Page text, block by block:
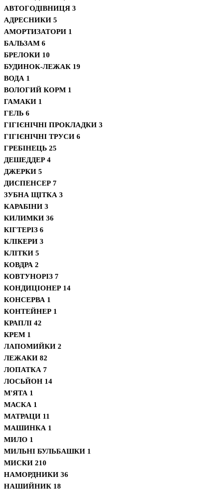
АВТОГОДІВНИЦЯ 3
АДРЕСНИКИ 5
АМОРТИЗАТОРИ 1
БАЛЬЗАМ 6
БРЕЛОКИ 10
БУДИНОК-ЛЕЖАК 19
ВОДА 1
ВОЛОГИЙ КОРМ 1
ГАМАКИ 1
ГЕЛЬ 6
ГІГІЄНІЧНІ ПРОКЛАДКИ 3
ГІГІЄНІЧНІ ТРУСИ 6
ГРЕБІНЕЦЬ 25
ДЕШЕДДЕР 4
ДЖЕРКИ 5
ДИСПЕНСЕР 7
ЗУБНА ЩІТКА 3
КАРАБІНИ 3
КИЛИМКИ 36
КІГТЕРІЗ 6
КЛІКЕРИ 3
КЛІТКИ 5
КОВДРА 2
КОВТУНОРІЗ 7
КОНДИЦІОНЕР 14
КОНСЕРВА 1
КОНТЕЙНЕР 1
КРАПЛІ 42
КРЕМ 1
ЛАПОМИЙКИ 2
ЛЕЖАКИ 82
ЛОПАТКА 7
ЛОСЬЙОН 14
М'ЯТА 1
МАСКА 1
МАТРАЦИ 11
МАШИНКА 1
МИЛО 1
МИЛЬНІ БУЛЬБАШКИ 1
МИСКИ 210
НАМОРДНИКИ 36
НАШИЙНИК 18